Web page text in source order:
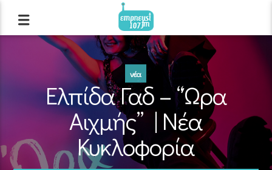
νέα
Ελπίδα Γαδ – “Ώρα
Αιχμής” | Νέα
Κυκλοφορία